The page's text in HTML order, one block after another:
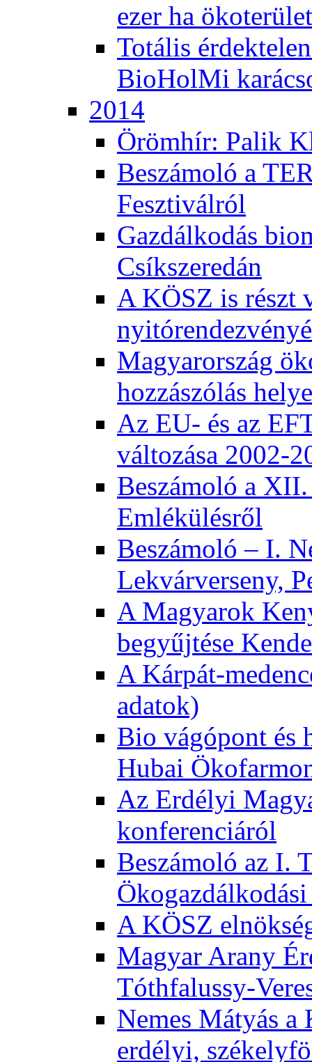
ezer ha
Totális
BioHolMi
2014
Örömhír: Palik
Beszámoló a
Fesztiválról
Gazdálkodás
Csíkszeredán
A KÖSZ is részt
Magyarország
hozzászólás
Az EU- és az
változása 2002-
Beszámoló a
Emlékülésről
Beszámoló – I.
Lekvárverseny,
A Magyarok
begyűjtése
A Kárpát-
adatok)
Bio vágópont és
Hubai
Az Erdélyi
konferenciáról
Beszámoló az I.
A KÖSZ
Magyar Arany
Tóthfalussy-
Nemes Mátyás a
erdélyi,